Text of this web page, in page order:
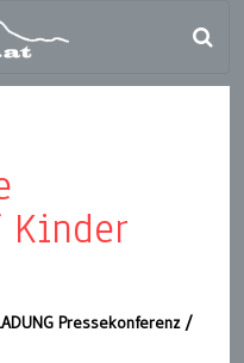
Kinder
Pressekonferenz /